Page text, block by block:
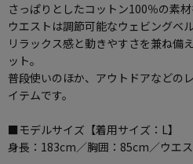
さっぱりとしたコットン100％の素
ウエストは調節可能なウェビングベ
リラックス感と動きやすさを兼ね備
ット。
普段使いのほか、アウトドアなどの
イテムです。
■モデルサイズ【着用サイズ：L】
身長：183cm／胸囲：85cm／ウエ